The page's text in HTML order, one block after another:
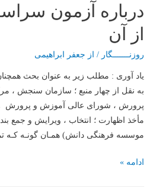
دکتر
خسرو
از آن
روزنـــــــگار / از جعفر ابراهیمی
یاد آوری : مطلب زیر به عنوان بحث
به نقل از چهار منبع ؛ سازمان سنجش
پرورش ، شورای عالی آموزش و پرورش و
مأخذ اظهارت ؛ انتخاب ، ویرایش و جمع
موسسه فرهنگی دانش) همـان گونـه كـه
چند
ادامه »